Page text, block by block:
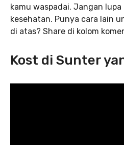
kamu waspadai. Jangan
kesehatan. Punya cara lain
di atas? Share di kolom
Kost di Sunter